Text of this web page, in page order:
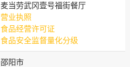
麦当劳武冈壹号福街餐厅
营业执照
食品经营许可证
食品安全监督量化分级
邵阳市